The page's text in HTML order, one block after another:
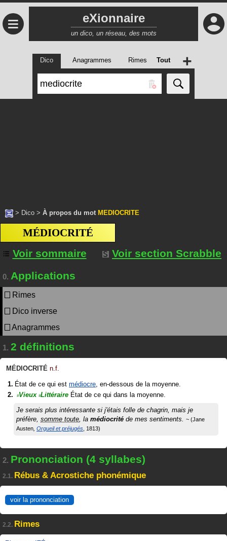
≡ eXionnaire
un dico, un réseau, des mots
Dico Anagrammes Rimes Tout +
> Dico > À propos du mot MEDIOCRITE
MÉDIOCRITÉ
Voir sommaire
Voir section Scrabble
0. Applications
Rimes
Dico inverse
Anagrammes
1. 2 définitions
MÉDIOCRITÉ n.f.
État de ce qui est médiocre, en-dessous de la moyenne.
#Vieux #Littéraire État de ce qui dans la moyenne.
Je serais plus intéressante si j'étais folle de chagrin, mais je
préfère, somme toute, la médiocrité de mes sentiments.
Jane
Austen Orgueil et préjugés 1813
2. Prononciation (4 syllabes)
2.1. Rébus & Acrostiche phonémique
voir la prononciation
2.2. Rimes